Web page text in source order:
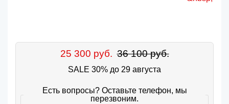
25 300 руб. 36 100 руб.
SALE 30% до 29 августа
Есть вопросы? Оставьте телефон, мы
перезвоним.